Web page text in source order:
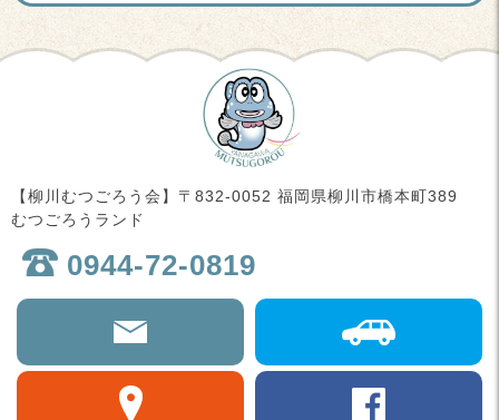
【柳川むつごろう会】〒832-0052 福岡県柳川市橋本町389
むつごろうランド
0944-72-0819